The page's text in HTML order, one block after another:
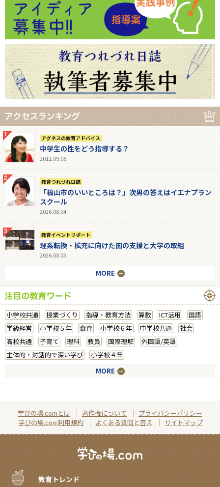
アグネスの教育アドバイス
中学生の性をどう指導する？
2011.09.06
教育つれづれ日誌
「福山市のいいところは？」次男の答えはイエナプラン
スクール
2026.08.04
教育イベントリポート
理系転換・拡充に向けた国の支援と大学の取組
2026.08.03
MORE
小学校共通 授業づくり 指導・教育方法 算数 ICT活用
国語
学級経営
小学校５年 食育 小学校６年 中学校共通
社会
高校共通
子育て 理科 教員 国際理解
外国語/英語
主体的・対話的で深い学び
小学校４年
MORE
学びの場.comとは 著作権について
プライバシーポリシー
学びの場.com利用規約
よくある質問と答え サイトマップ
教育トレンド